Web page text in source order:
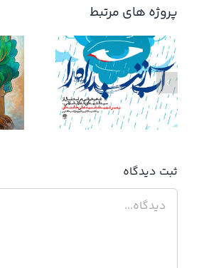
پروژه های مرتبط
آب
ثبت ديدگاه
دیدگاه